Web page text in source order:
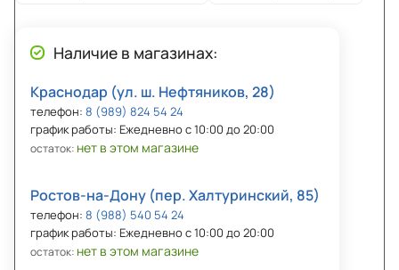
Наличие в магазинах:
Краснодар (ул. ш. Нефтяников, 28)
телефон: 8 (989) 824 54 24
график работы: Ежедневно с 10:00 до 20:00
остаток: нет в этом магазине
Ростов-на-Дону (пер. Халтуринский, 85)
телефон: 8 (988) 540 54 24
график работы: Ежедневно с 10:00 до 20:00
остаток: нет в этом магазине